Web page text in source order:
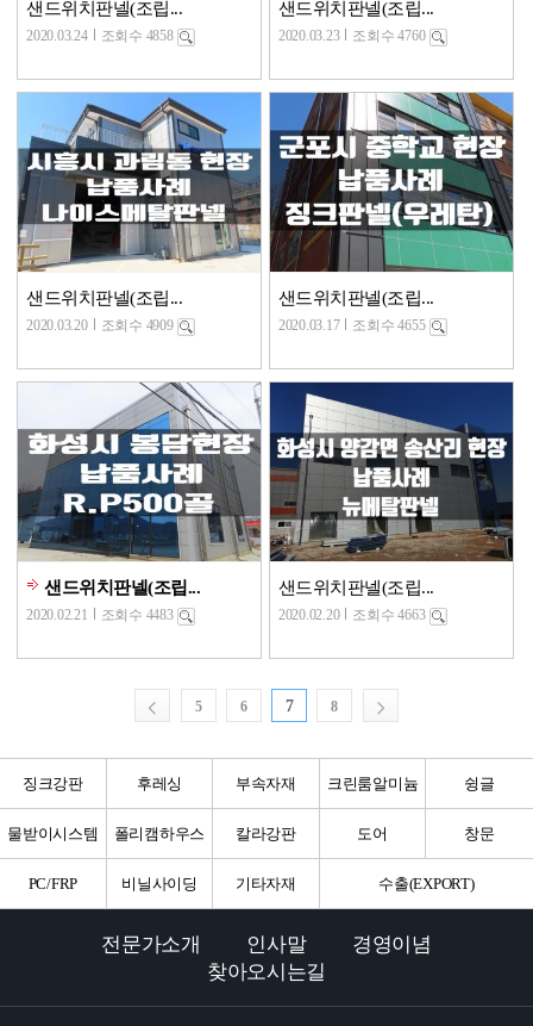
샌드위치판넬(조립...
2020.03.24 조회수 4858
샌드위치판넬(조립...
2020.03.23 조회수 4760
샌드위치판넬(조립...
2020.03.20 조회수 4909
샌드위치판넬(조립...
2020.03.17 조회수 4655
샌드위치판넬(조립...
2020.02.21 조회수 4483
샌드위치판넬(조립...
2020.02.20 조회수 4663
5 6 7 8
징크강판 후레싱 부속자재 크린룸알미늄 슁글
물받이시스템 폴리캠하우스 칼라강판 도어 창문
PC/FRP 비닐사이딩 기타자재 수출(EXPORT)
전문가소개 인사말
경영이념
찾아오시는길